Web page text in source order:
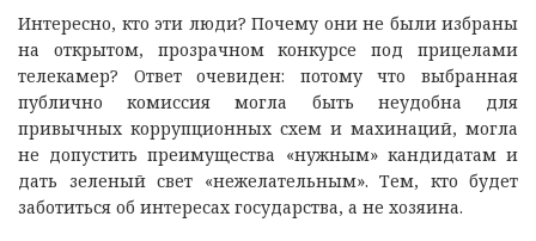
Интересно, кто эти люди? Почему они не были избраны
на открытом, прозрачном конкурсе под прицелами
телекамер? Ответ очевиден: потому что выбранная
публично комиссия могла быть неудобна для
привычных коррупционных схем и махинаций, могла
не допустить преимущества «нужным» кандидатам и
дать зеленый свет «нежелательным». Тем, кто будет
заботиться об интересах государства, а не хозяина.